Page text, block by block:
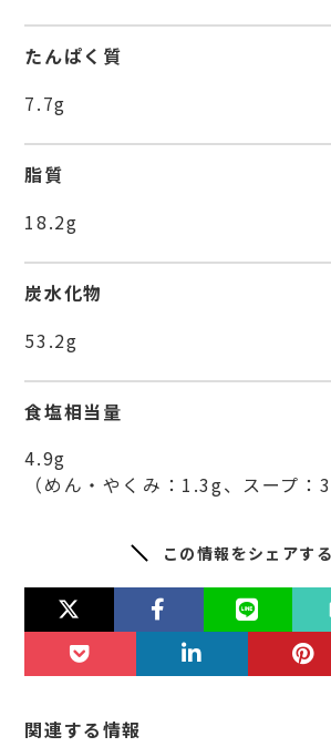
たんぱく質
7.7g
脂質
18.2g
炭水化物
53.2g
食塩相当量
4.9g
（めん・やくみ：1.3g、スープ：
この情報をシェアする
関連する情報